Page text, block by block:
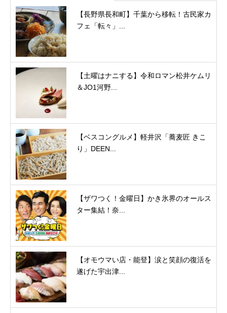
【長野県長和町】千葉から移転！古民家カ
フェ「転々」...
【土曜はナニする】令和ロマン松井ケムリ
＆JO1河野...
【ベスコングルメ】軽井沢「蕎麦匠 きこ
り」DEEN...
【ザワつく！金曜日】かき氷界のオールス
ター集結！奈...
【オモウマい店・能登】涙と笑顔の復活を
遂げた宇出津...